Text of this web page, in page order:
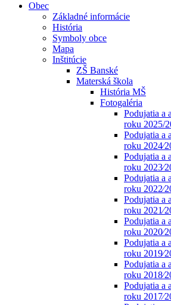
Obec
Základné informácie
História
Symboly obce
Mapa
Inštitúcie
ZŠ Banské
Materská škola
História MŠ
Fotogaléria
Podujatia a
roku 2025/
Podujatia a
roku
Podujatia a
roku
Podujatia a
roku
Podujatia a
roku
Podujatia a
roku
Podujatia a
roku
Podujatia a
roku
Podujatia a
roku